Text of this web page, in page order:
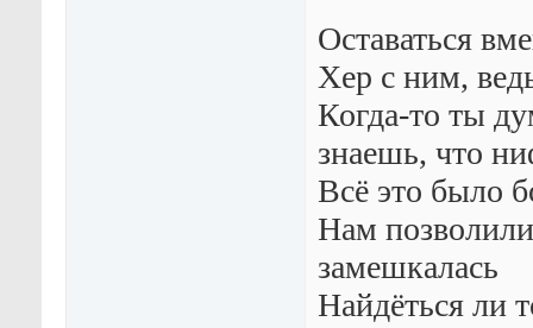
Оставаться
Хер с ним,
Когда-то ты
знаешь, что
Всё это было
Нам
замешкалась
Найдёться ли